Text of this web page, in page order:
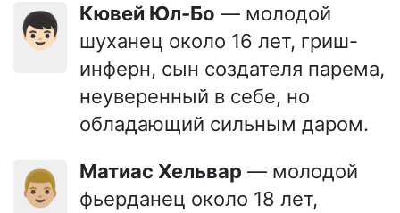
👦🏻 Кювей Юл-Бо — молодой
шуханец около 16 лет, гриш-
инферн, сын создателя парема,
неуверенный в себе, но
обладающий сильным даром.
👨🏼 Матиас Хельвар — молодой
фьерданец около 18 лет,